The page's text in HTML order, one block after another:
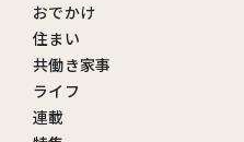
おでかけ
住まい
共働き家事
ライフ
連載